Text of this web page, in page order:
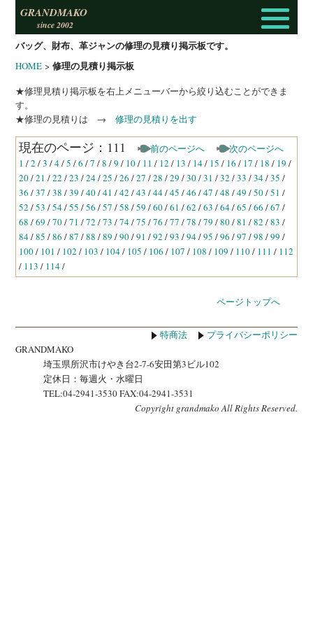
バッグ、財布、革ジャンの修理の見積り掲示板です。
GRANDMAKO
since 2002
HOME >修理の見積り掲示板
★修理見積り掲示板を右上メニューバーから絞り込むことができま
す。
★修理の見積りは →修理の見積りを出す
現在のページ：111 前のページへ
次のページへ
1 /2 /3 /4/5 /6 /7 /8 /9 / 10/ 11 / 12 / 13 / 14/ 15 / 16 / 17 / 18 / 19 /
20/21 /22 /23 /24/25 /26 /27 /28 /29 /30/31 /32 /33 /34/35 /
36 /37 /38 /39 /40/41 /42 /43 /44/45 /46 /47 /48 /49 /50/51 /
52 /53 /54/55 /56 /57 /58 /59 /60/61 /62 /63 /64/65 /66 /67 /
68 /69 /70/71 /72 /73 /74/75 /76 /77 /78 /79 /80/81 /82 /83 /
84/85 /86 /87 /88 /89 /90/91 /92 /93 /94/95 /96 /97 /98 /99 /
100/ 101 / 102 / 103 / 104/ 105 / 106 / 107 / 108 / 109 / 110/ 111 / 112
/ 113 / 114/
ページトップへ
プライバシーポリシー
特商法
GRANDMAKO
埼玉県所沢市けやき台2-7-6安田第3ビル102
定休日：毎週火・水曜日
TEL:04-2941-3530 FAX:04-2941-3531
Copyright grandmako All Rights Reserved.